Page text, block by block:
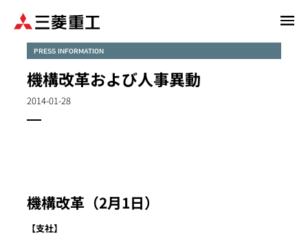
PRESS INFORMATION
機構改革および人事異動
2014-01-28
機構改革（2月1日）
【支社】